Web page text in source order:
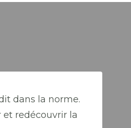
dans la norme.
et redécouvrir la